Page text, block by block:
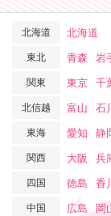
北海道 北海道
東北 青森 岩
関東 東京 千
北信越 富山 石
東海 愛知 静
関西 大阪 兵
四国 徳島 香
中国 広島 岡